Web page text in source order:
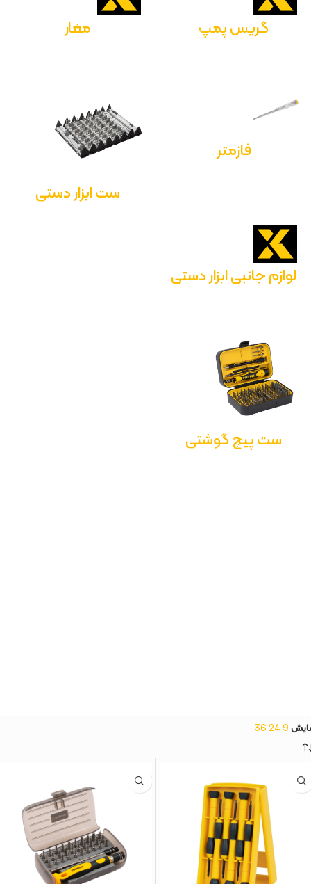
گریس پمپ مغار
فازمتر
ست ابزار دستی
لوازم جانبی ابزار دستی
ست پیچ گوشتی
9
24
36